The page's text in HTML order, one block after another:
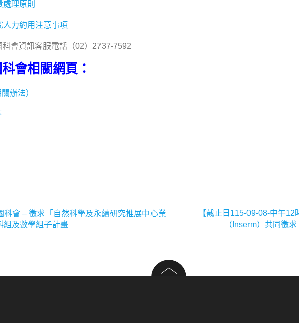
理原則
人力約用注意事項
會資訊客服電話（02）2737-7592
會相關網頁：
辦法）
科會 – 徵求「自然科學及永續研究推展中心業
組及數學組子計畫
【截止日115-09-08-中午
（Inserm）共同徵